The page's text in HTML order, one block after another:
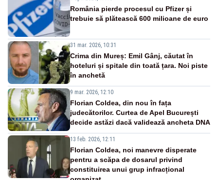
România pierde procesul cu Pfizer și
trebuie să plătească 600 milioane de euro
31 mar. 2026, 10:31
Crima din Mureș: Emil Gânj, căutat în
hoteluri și spitale din toată țara. Noi piste
în anchetă
9 mar. 2026, 12:10
Florian Coldea, din nou în fața
judecătorilor. Curtea de Apel București
decide astăzi dacă validează ancheta DNA
13 feb. 2026, 12:11
Florian Coldea, noi manevre disperate
pentru a scăpa de dosarul privind
constituirea unui grup infracțional